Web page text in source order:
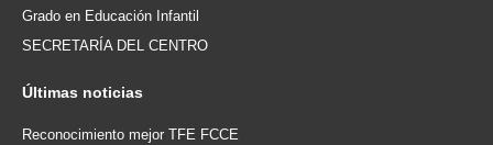
Grado en Educación Infantil
SECRETARÍA DEL CENTRO
Últimas noticias
Reconocimiento mejor TFE FCCE